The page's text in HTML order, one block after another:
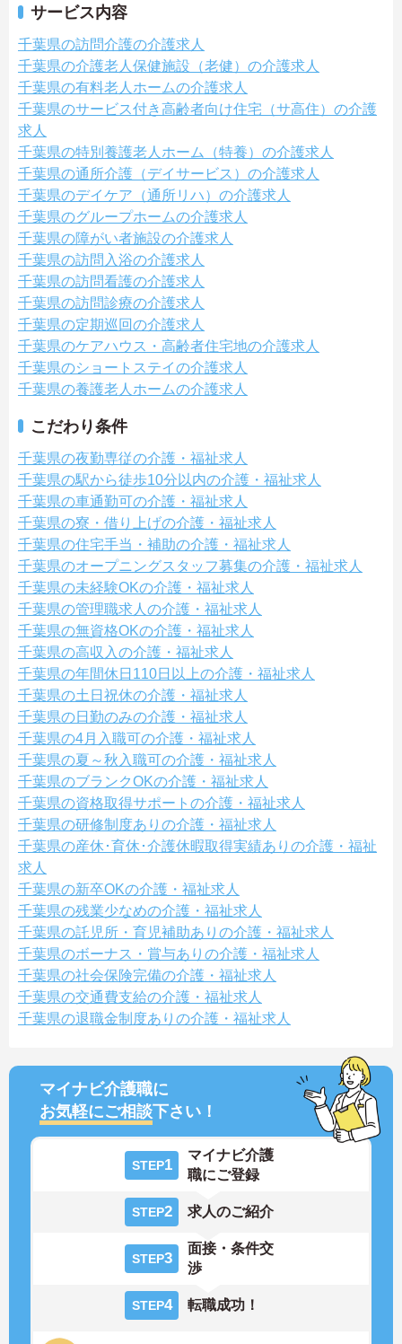
サービス内容
千葉県の訪問介護の介護求人
千葉県の介護老人保健施設（老健）の介護求人
千葉県の有料老人ホームの介護求人
千葉県のサービス付き高齢者向け住宅（サ高住）の介護
求人
千葉県の特別養護老人ホーム（特養）の介護求人
千葉県の通所介護（デイサービス）の介護求人
千葉県のデイケア（通所リハ）の介護求人
千葉県のグループホームの介護求人
千葉県の障がい者施設の介護求人
千葉県の訪問入浴の介護求人
千葉県の訪問看護の介護求人
千葉県の訪問診療の介護求人
千葉県の定期巡回の介護求人
千葉県のケアハウス・高齢者住宅地の介護求人
千葉県のショートステイの介護求人
千葉県の養護老人ホームの介護求人
こだわり条件
千葉県の夜勤専従の介護・福祉求人
千葉県の駅から徒歩10分以内の介護・福祉求人
千葉県の車通勤可の介護・福祉求人
千葉県の寮・借り上げの介護・福祉求人
千葉県の住宅手当・補助の介護・福祉求人
千葉県のオープニングスタッフ募集の介護・福祉求人
千葉県の未経験OKの介護・福祉求人
千葉県の管理職求人の介護・福祉求人
千葉県の無資格OKの介護・福祉求人
千葉県の高収入の介護・福祉求人
千葉県の年間休日110日以上の介護・福祉求人
千葉県の土日祝休の介護・福祉求人
千葉県の日勤のみの介護・福祉求人
千葉県の4月入職可の介護・福祉求人
千葉県の夏～秋入職可の介護・福祉求人
千葉県のブランクOKの介護・福祉求人
千葉県の資格取得サポートの介護・福祉求人
千葉県の研修制度ありの介護・福祉求人
千葉県の産休･育休･介護休暇取得実績ありの介護・福祉
求人
千葉県の新卒OKの介護・福祉求人
千葉県の残業少なめの介護・福祉求人
千葉県の託児所・育児補助ありの介護・福祉求人
千葉県のボーナス・賞与ありの介護・福祉求人
千葉県の社会保険完備の介護・福祉求人
千葉県の交通費支給の介護・福祉求人
千葉県の退職金制度ありの介護・福祉求人
マイナビ介護職に
お気軽にご相談下さい！
STEP1
マイナビ介護
職にご登録
STEP2 求人のご紹介
STEP3
面接・条件交
渉
STEP4 転職成功！